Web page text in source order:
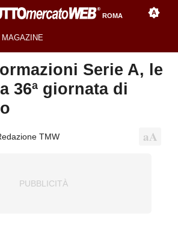
ROMA
MAGAZINE
Serie A, le
36ª giornata di
TMW